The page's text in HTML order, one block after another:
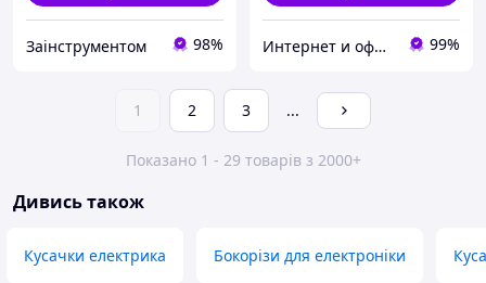
Заінструментом 98% Интернет и оффлайн магазин инструментов в Запорожье "Инструмент" 99%
1 2 3 ...
Показано 1 - 29 товарів з 2000+
Дивись також
Кусачки електрика Бокорізи для електроніки